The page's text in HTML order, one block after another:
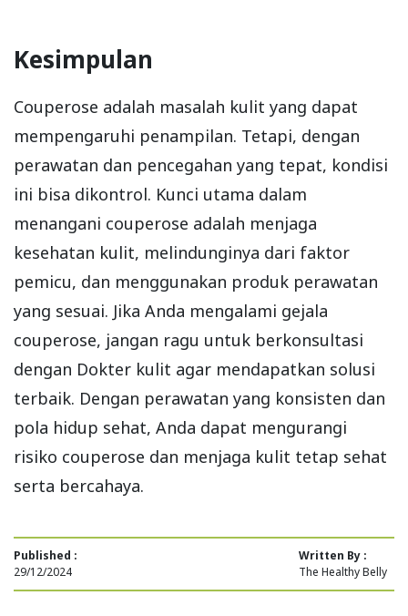
Kesimpulan
Couperose adalah masalah kulit yang dapat
mempengaruhi penampilan. Tetapi, dengan
perawatan dan pencegahan yang tepat, kondisi
ini bisa dikontrol. Kunci utama dalam
menangani couperose adalah menjaga
kesehatan kulit, melindunginya dari faktor
pemicu, dan menggunakan produk perawatan
yang sesuai. Jika Anda mengalami gejala
couperose, jangan ragu untuk berkonsultasi
dengan Dokter kulit agar mendapatkan solusi
terbaik. Dengan perawatan yang konsisten dan
pola hidup sehat, Anda dapat mengurangi
risiko couperose dan menjaga kulit tetap sehat
serta bercahaya.
Published :
29/12/2024
Written By :
The Healthy Belly